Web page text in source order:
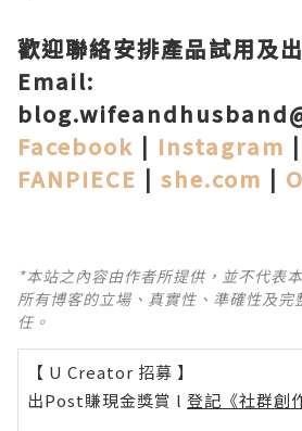
歡迎聯絡安排產品試用及
Email:
Facebook | Instagram |
FANPIECE | she.com |
*本站之內容由作者所提供，並不代表
所有博客的立場、真實性、準確性及完
任。
【 U Creator 招募 】
出Post賺現金獎賞 l 登記《社群創